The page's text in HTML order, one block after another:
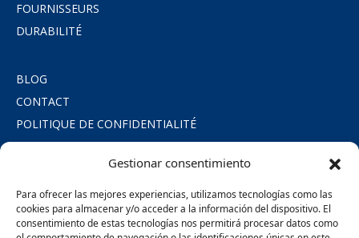
Gestionar consentimiento
Para ofrecer las mejores experiencias, utilizamos tecnologías como las
cookies para almacenar y/o acceder a la información del dispositivo. El
consentimiento de estas tecnologías nos permitirá procesar datos como
FOURNISSEURS
DURABILITÉ
BLOG
CONTACT
POLITIQUE DE CONFIDENTIALITÉ
POLITIQUE DE COOKIES
MENTIONS LÉGALES
ENGAGEMENT SOCIAL